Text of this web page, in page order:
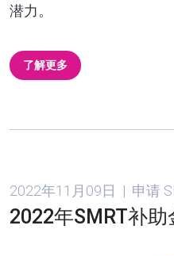
潜力。
了解更多
2022年11月09日 | 申请
2022年SMRT补助